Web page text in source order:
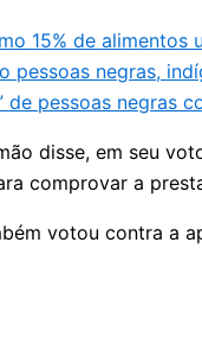
15% de alimentos
negras,
de pessoas negras
disse, em seu
comprovar a
votou contra a